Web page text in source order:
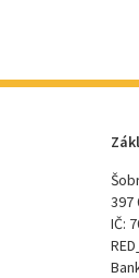
397
IČ: